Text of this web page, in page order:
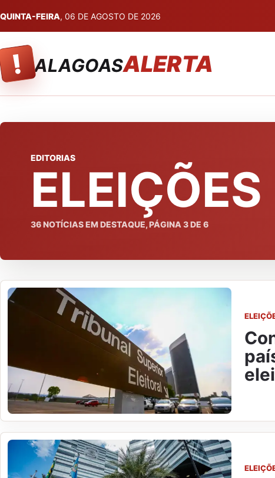
QUINTA-FEIRA, 06 DE AGOSTO DE 2026
! ALAGOASALERTA
EDITORIAS
ELEIÇÕES
36NOTÍCIAS EM DESTAQUE, PÁGINA 3DE 6